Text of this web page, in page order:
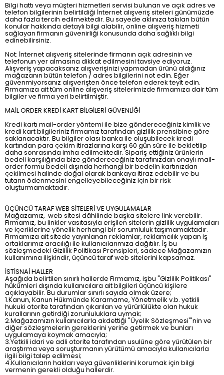
Bilgi hattı veya müşteri hizmetleri servisi bulunan ve açık adres ve
telefon bilgilerinin belirtildiği İnternet alışveriş siteleri günümüzde
daha fazla tercih edilmektedir. Bu sayede aklınıza takılan bütün
konular hakkında detaylı bilgi alabilir, online alışveriş hizmeti
sağlayan firmanın güvenirliği konusunda daha sağlıklı bilgi
edinebilirsiniz.
Not: İnternet alışveriş sitelerinde firmanın açık adresinin ve
telefonun yer almasına dikkat edilmesini tavsiye ediyoruz.
Alışveriş yapacaksanız alışverişinizi yapmadan ürünü aldığınız
mağazanın bütün telefon / adres bilgilerini not edin. Eğer
güvenmiyorsanız alışverişten önce telefon ederek teyit edin.
Firmamıza ait tüm online alışveriş sitelerimizde firmamıza dair tüm
bilgiler ve firma yeri belirtilmiştir.
MAİL ORDER KREDİ KART BİLGİLERİ GÜVENLİĞİ
Kredi kartı mail-order yöntemi ile bize göndereceğiniz kimlik ve
kredi kart bilgileriniz firmamız tarafından gizlilik prensibine göre
saklanacaktır. Bu bilgiler olası banka ile oluşubilecek kredi
kartından para çekim itirazlarına karşı 60 gün süre ile bekletilip
daha sonrasında imha edilmektedir. Sipariş ettiğiniz ürünlerin
bedeli karşılığında bize göndereceğiniz tarafınızdan onaylı mail-
order formu bedeli dışında herhangi bir bedelin kartınızdan
çekilmesi halinde doğal olarak bankaya itiraz edebilir ve bu
tutarın ödenmesini engelleyebileceğiniz için bir risk
oluşturmamaktadır.
ÜÇÜNCÜ TARAF WEB SİTELERİ VE UYGULAMALAR
Mağazamız, web sitesi dâhilinde başka sitelere link verebilir.
Firmamız, bu linkler vasıtasıyla erişilen sitelerin gizlilik uygulamaları
ve içeriklerine yönelik herhangi bir sorumluluk taşımamaktadır.
Firmamıza ait sitede yayınlanan reklamlar, reklamcılık yapan iş
ortaklarımız aracılığı ile kullanıcılarımıza dağıtılır. İş bu
sözleşmedeki Gizlilik Politikası Prensipleri, sadece Mağazamızın
kullanımına ilişkindir, üçüncü taraf web sitelerini kapsamaz.
İSTİSNAİ HALLER
Aşağıda belirtilen sınırlı hallerde Firmamız, işbu "Gizlilik Politikası"
hükümleri dışında kullanıcılara ait bilgileri üçüncü kişilere
açıklayabilir. Bu durumlar sınırlı sayıda olmak üzere;
1.Kanun, Kanun Hükmünde Kararname, Yönetmelik v.b. yetkili
hukuki otorite tarafından çıkarılan ve yürürlülükte olan hukuk
kurallarının getirdiği zorunluluklara uymak;
2.Mağazamızın kullanıcılarla akdettiği "Üyelik Sözleşmesi"'nin ve
diğer sözleşmelerin gereklerini yerine getirmek ve bunları
uygulamaya koymak amacıyla;
3.Yetkili idari ve adli otorite tarafından usulüne göre yürütülen bir
araştırma veya soruşturmanın yürütümü amacıyla kullanıcılarla
ilgili bilgi talep edilmesi;
4.Kullanıcıların hakları veya güvenliklerini korumak için bilgi
vermenin gerekli olduğu hallerdir.